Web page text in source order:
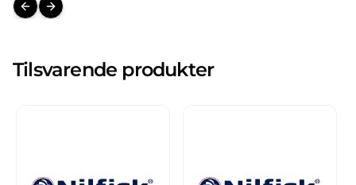
Previous slide
Next slide
Tilsvarende produkter